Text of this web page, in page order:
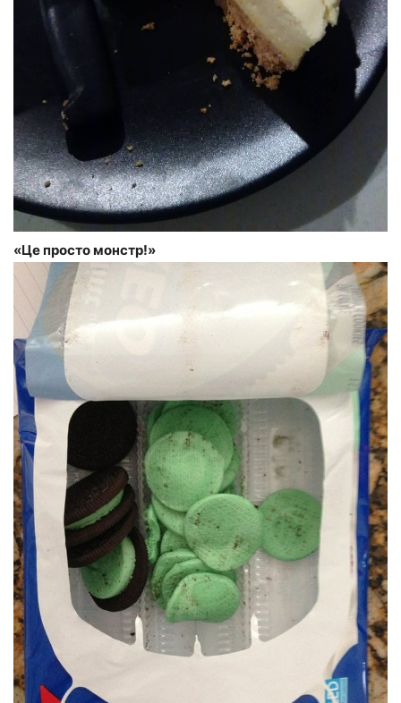
«Це просто монстр!»